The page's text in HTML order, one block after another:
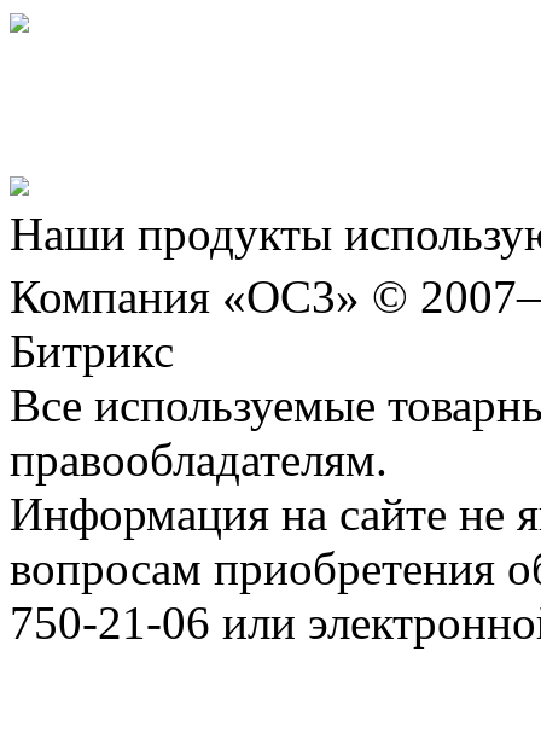
Наши продукты
Компания «ОС3» ©
Битрикс
Все используемые
правообладателям.
Информация на сайте не
вопросам приобретения
750-21-06 или